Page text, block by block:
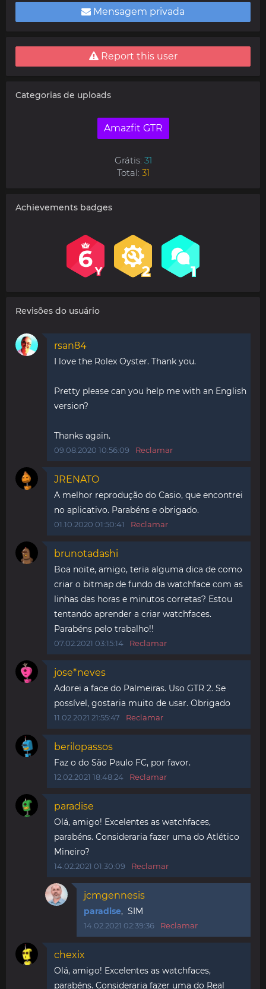
Mensagem privada
Report this user
Categorias de uploads
Amazfit GTR
Grátis: 31
Total: 31
Achievements badges
Revisões do usuário
rsan84
I love the Rolex Oyster. Thank you.
Pretty please can you help me with an English
version?
Thanks again.
09.08.2020 10:56:09 Reclamar
JRENATO
A melhor reprodução do Casio, que encontrei
no aplicativo. Parabéns e obrigado.
01.10.2020 01:50:41 Reclamar
brunotadashi
Boa noite, amigo, teria alguma dica de como
criar o bitmap de fundo da watchface com as
linhas das horas e minutos corretas? Estou
tentando aprender a criar watchfaces.
Parabéns pelo trabalho!!
07.02.2021 03:15:14 Reclamar
jose*neves
Adorei a face do Palmeiras. Uso GTR 2. Se
possível, gostaria muito de usar. Obrigado
11.02.2021 21:55:47 Reclamar
berilopassos
Faz o do São Paulo FC, por favor.
12.02.2021 18:48:24 Reclamar
paradise
Olá, amigo! Excelentes as watchfaces,
parabéns. Consideraria fazer uma do Atlético
Mineiro?
14.02.2021 01:30:09 Reclamar
jcmgennesis
paradise, SIM
14.02.2021 02:39:36 Reclamar
chexix
Olá, amigo! Excelentes as watchfaces,
parabéns. Consideraria fazer uma do Real